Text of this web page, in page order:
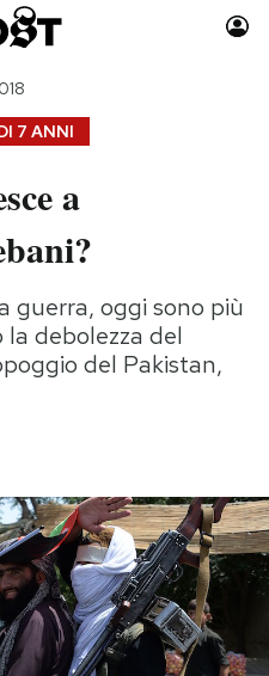
Auto
Moda
Consumismi
Storie/Idee
Ok Boomer!
Media
7 ANNI
a
guerra, oggi sono più
debolezza del
del Pakistan,